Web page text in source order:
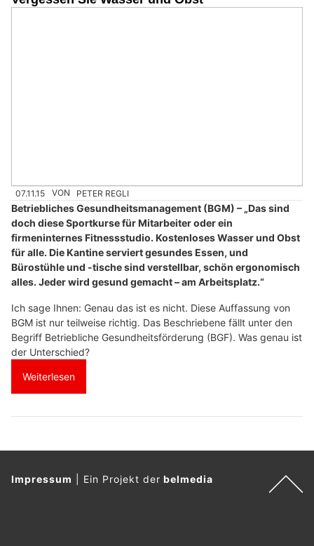
07.11.15 VON PETER REGLI
Betriebliches Gesundheitsmanagement (BGM) – „Das sind
doch diese Sportkurse für Mitarbeiter oder ein
firmeninternes Fitnessstudio. Kostenloses Wasser und Obst
für alle. Die Kantine serviert gesundes Essen, und
Bürostühle und -tische sind verstellbar, schön ergonomisch
alles. Jeder wird gesund gemacht – am Arbeitsplatz.“
Ich sage Ihnen: Genau das ist es nicht. Diese Auffassung von
BGM ist nur teilweise richtig. Das Beschriebene fällt unter den
Begriff Betriebliche Gesundheitsförderung (BGF). Was genau ist
der Unterschied?
Weiterlesen
Impressum Ein Projekt derbelmedia